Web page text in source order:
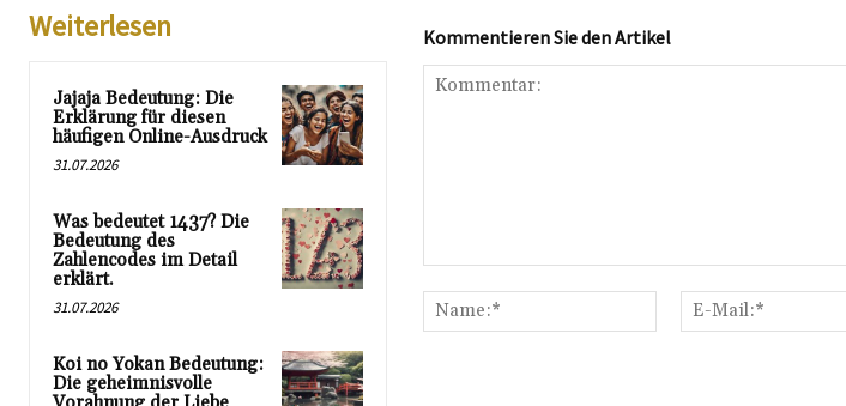
Weiterlesen
Jajaja Bedeutung: Die
Erklärung für diesen
häufigen Online-Ausdruck
31.07.2026
Was bedeutet 1437? Die
Bedeutung des
Zahlencodes im Detail
erklärt.
31.07.2026
Koi no Yokan Bedeutung:
Die geheimnisvolle
Kommentieren Sie den Artikel
Name:*